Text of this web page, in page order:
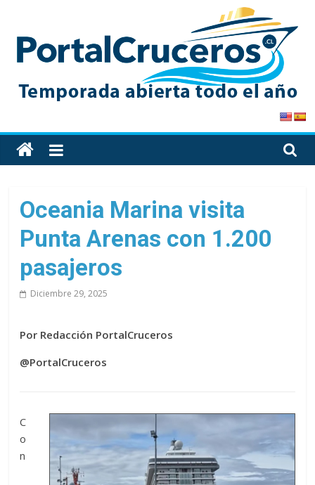
content
PortalCruceros
Toda
la
de
cruceros
en
un
solo
sitio
Oceania Marina visita
Punta Arenas con 1.200
pasajeros
Diciembre 29, 2025
Por Redacción PortalCruceros
@PortalCruceros
C
o
n